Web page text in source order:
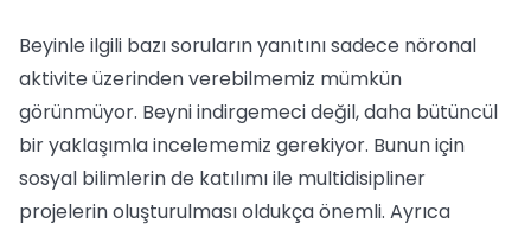
Beyinle ilgili bazı soruların yanıtını sadece nöronal
aktivite üzerinden verebilmemiz mümkün
görünmüyor. Beyni indirgemeci değil, daha bütüncül
bir yaklaşımla incelememiz gerekiyor. Bunun için
sosyal bilimlerin de katılımı ile multidisipliner
projelerin oluşturulması oldukça önemli. Ayrıca